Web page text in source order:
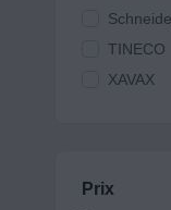
TINECO
XAVAX
Prix